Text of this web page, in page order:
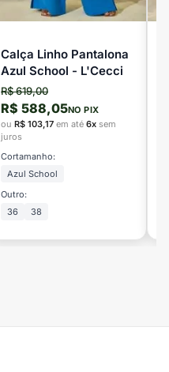
Calça Linho Pantalona
Azul School - L'Cecci
R$ 619,00
R$ 588,05NO PIX
ou R$ 103,17 em até 6x sem
juros
Cortamanho:
Azul School
Outro:
36
38